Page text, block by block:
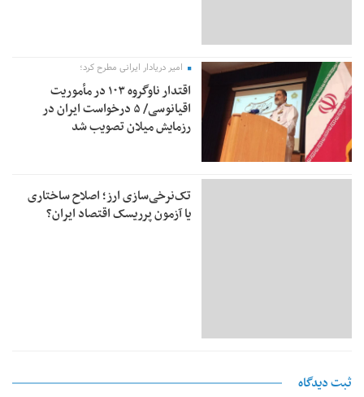
امیر دریادار ایرانی مطرح کرد؛
اقتدار ناوگروه ۱۰۳ در مأموریت‌
اقیانوسی/ ۵ درخواست ایران در
رزمایش میلان تصویب شد
تک‌نرخی‌سازی ارز؛ اصلاح ساختاری
یا آزمون پرریسک اقتصاد ایران؟
ثبت دیدگاه